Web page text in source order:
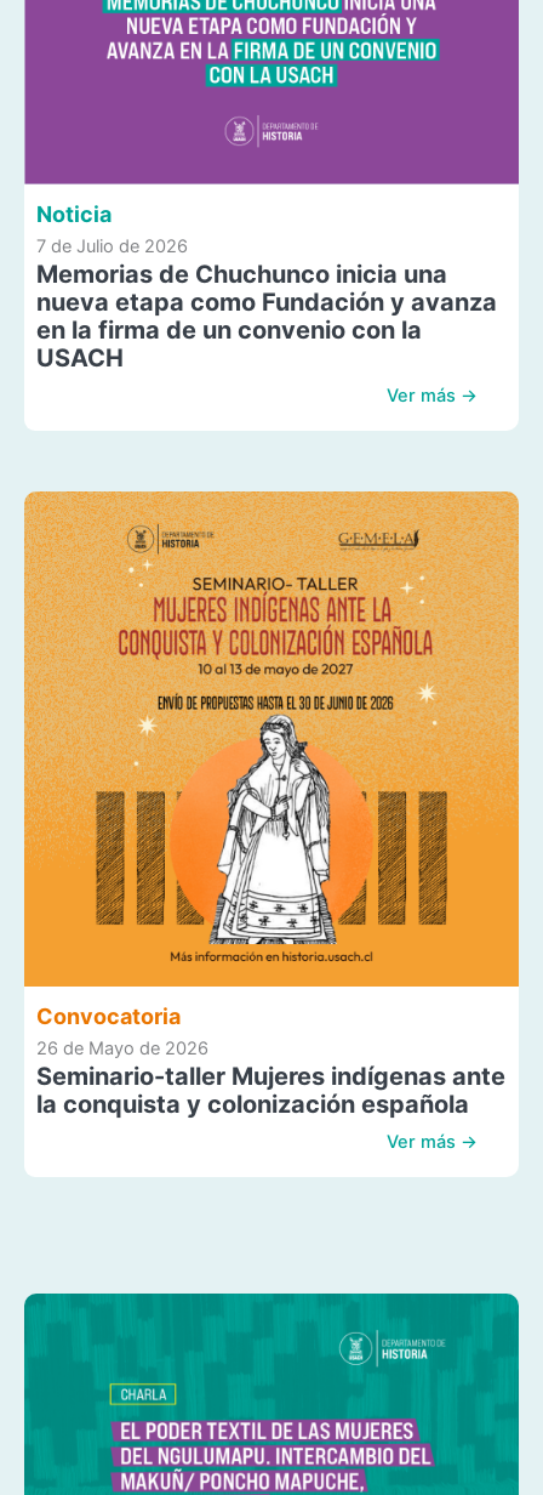
Noticia
7 de Julio de 2026
Memorias de Chuchunco inicia una
nueva etapa como Fundación y avanza
en la firma de un convenio con la
USACH
Ver más →
Convocatoria
26 de Mayo de 2026
Seminario-taller Mujeres indígenas ante
la conquista y colonización española
Ver más →